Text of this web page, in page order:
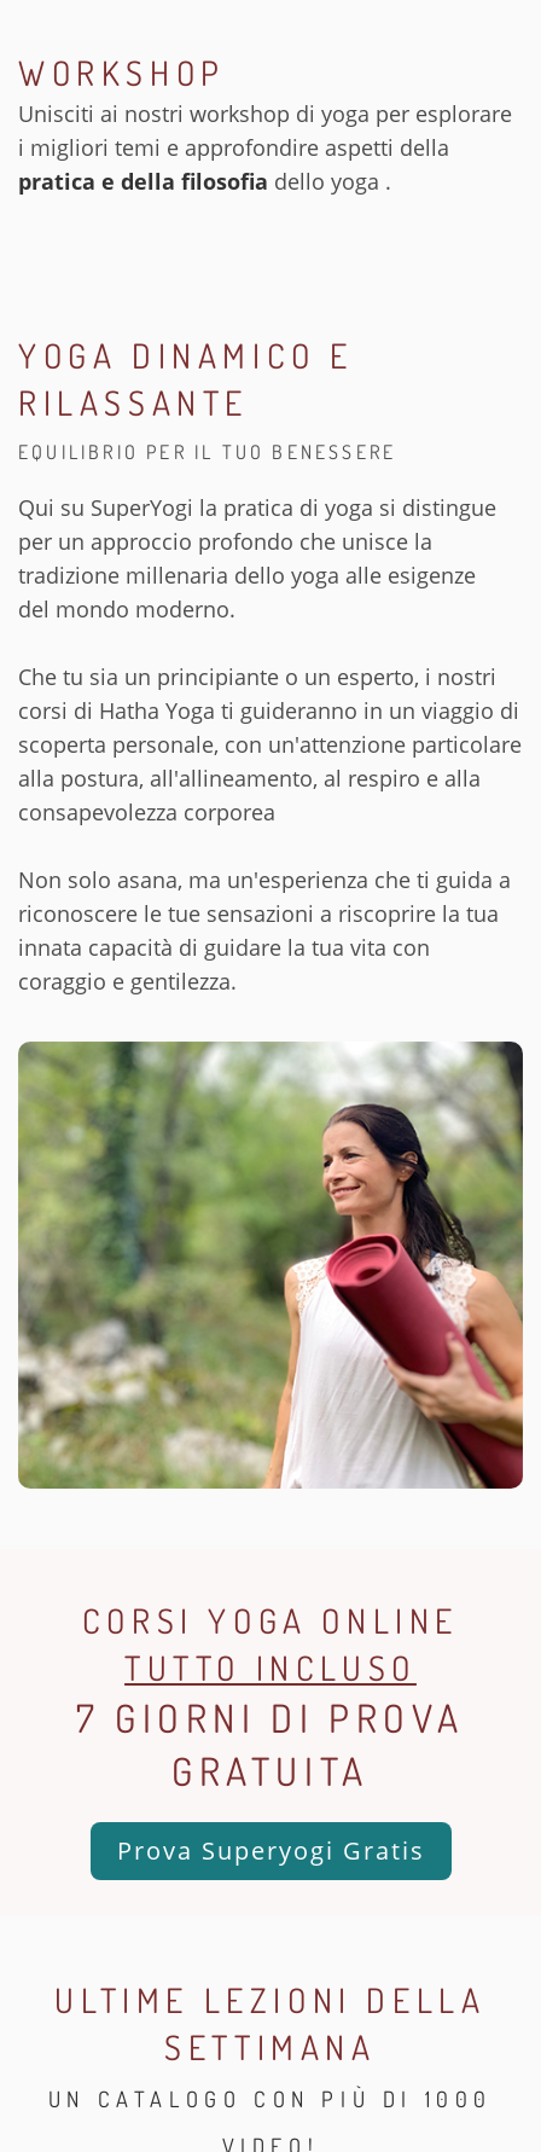
WORKSHOP
Unisciti ai nostri workshop di yoga per esplorare
i migliori temi e approfondire aspetti della
pratica e della filosofia dello yoga .
YOGA DINAMICO E
RILASSANTE
EQUILIBRIO PER IL TUO BENESSERE
Qui su SuperYogi la pratica di yoga si distingue
per un approccio profondo che unisce la
tradizione millenaria dello yoga alle esigenze
del mondo moderno.
Che tu sia un principiante o un esperto, i nostri
corsi di Hatha Yoga ti guideranno in un viaggio di
scoperta personale, con un'attenzione particolare
alla postura, all'allineamento, al respiro e alla
consapevolezza corporea
Non solo asana, ma un'esperienza che ti guida a
riconoscere le tue sensazioni a riscoprire la tua
innata capacità di guidare la tua vita con
coraggio e gentilezza.
CORSI YOGA ONLINE
TUTTO INCLUSO
7 GIORNI DI PROVA
GRATUITA
Prova Superyogi Gratis
ULTIME LEZIONI DELLA
SETTIMANA
UN CATALOGO CON PIÙ DI 1000
VIDEO!